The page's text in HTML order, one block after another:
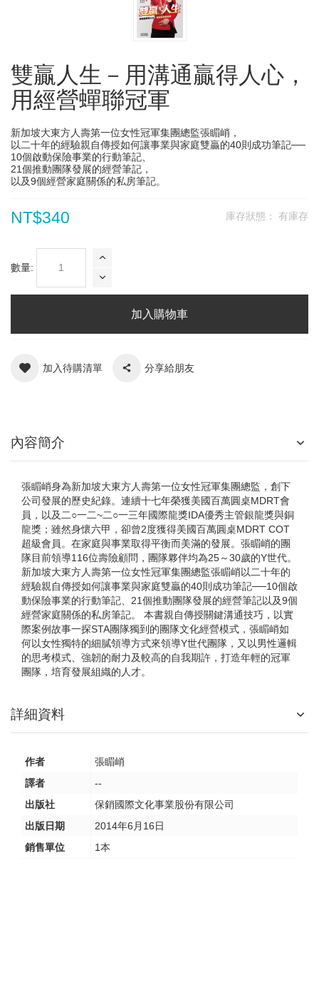
雙贏人生－用溝通贏得人心，
用經營蟬聯冠軍
新加坡大東方人壽第一位女性冠軍集團總監張睸峭，
以二十年的經驗親自傳授如何讓事業與家庭雙贏的40則成功筆記──
10個啟動保險事業的行動筆記、
21個推動團隊發展的經營筆記，
以及9個經營家庭關係的私房筆記。
庫存狀態： 有庫存
NT$340
數量:
加入購物車
加入待購清單 分享給朋友
內容簡介
張睸峭身為新加坡大東方人壽第一位女性冠軍集團總監，創下
公司發展的歷史紀錄。連續十七年榮獲美國百萬圓桌MDRT會
員，以及二○一二~二○一三年國際龍獎IDA優秀主管銀龍獎與銅
龍獎；雖然身懷六甲，卻曾2度獲得美國百萬圓桌MDRT COT
超級會員。在家庭與事業取得平衡而美滿的發展。張睸峭的團
隊目前領導116位壽險顧問，團隊夥伴均為25～30歲的Y世代。
新加坡大東方人壽第一位女性冠軍集團總監張睸峭以二十年的
經驗親自傳授如何讓事業與家庭雙贏的40則成功筆記──10個啟
動保險事業的行動筆記、21個推動團隊發展的經營筆記以及9個
經營家庭關係的私房筆記。 本書親自傳授關鍵溝通技巧，以實
際案例故事一探STA團隊獨到的團隊文化經營模式，張睸峭如
何以女性獨特的細膩領導方式來領導Y世代團隊，又以男性邏輯
的思考模式、強韌的耐力及較高的自我期許，打造年輕的冠軍
團隊，培育發展組織的人才。
詳細資料
作者
張睸峭
譯者
--
出版社
保銷國際文化事業股份有限公司
出版日期
2014年6月16日
銷售單位
1本